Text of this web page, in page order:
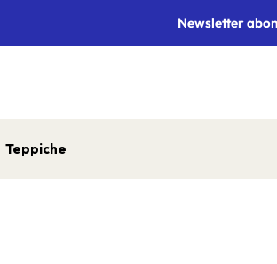
Newsletter
Teppiche